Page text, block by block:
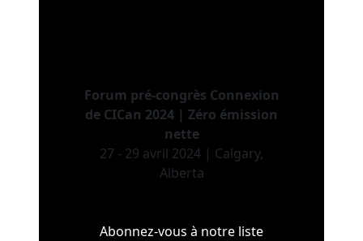
Forum pré-congrès Connexion
de CICan 2024 | Zéro émission
nette
27 - 29 avril 2024 | Calgary,
Alberta
Abonnez-vous à notre liste